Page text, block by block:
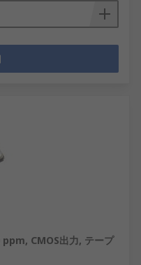
CMOS出力, テープ